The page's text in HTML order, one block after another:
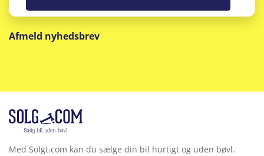
Afmeld nyhedsbrev
Med Solgt.com kan du sælge din bil hurtigt og uden bøvl.